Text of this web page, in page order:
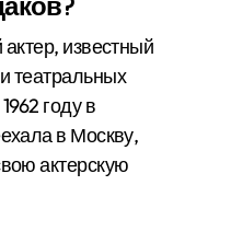
известный
театральных
году в
в Москву,
актерскую